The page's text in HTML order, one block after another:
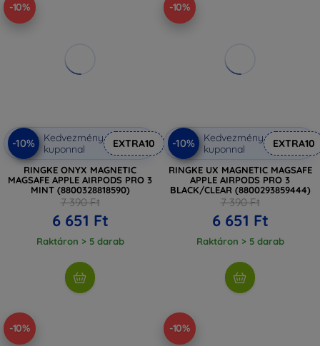
-10%
-10%
Kedvezmény
kuponnal
EXTRA10
RINGKE ONYX MAGNETIC
MAGSAFE APPLE AIRPODS PRO 3
MINT (8800328818590)
7 390 Ft
6 651 Ft
Raktáron > 5 darab
-10%
-10%
Kedvezmény
kuponnal
EXTRA10
RINGKE UX MAGNETIC MAGSAFE
APPLE AIRPODS PRO 3
BLACK/CLEAR (8800293859444)
7 390 Ft
6 651 Ft
Raktáron > 5 darab
-10% -10%